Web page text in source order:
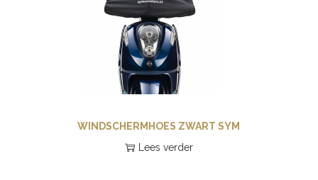
WINDSCHERMHOES ZWART SYM
Lees verder